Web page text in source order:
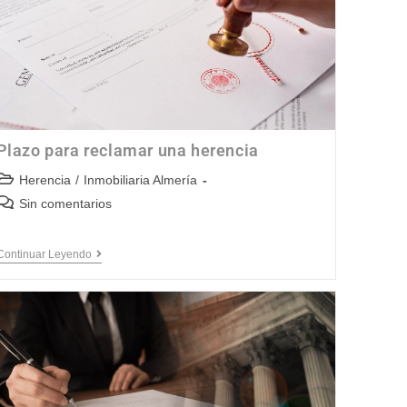
para reclamar una herencia
Herencia / Inmobiliaria Almería
Sin comentarios
Leyendo